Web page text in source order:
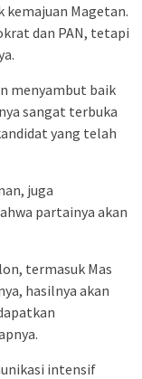
Magetan.
dan PAN, tetapi
menyambut baik
sangat terbuka
yang telah
juga
partainya akan
termasuk Mas
hasilnya akan
intensif